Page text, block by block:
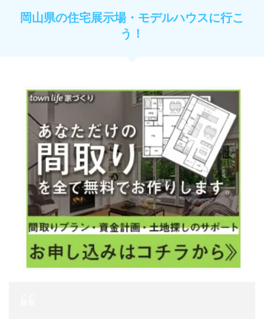
岡山県の住宅展示場・モデルハウスに行こ
う！